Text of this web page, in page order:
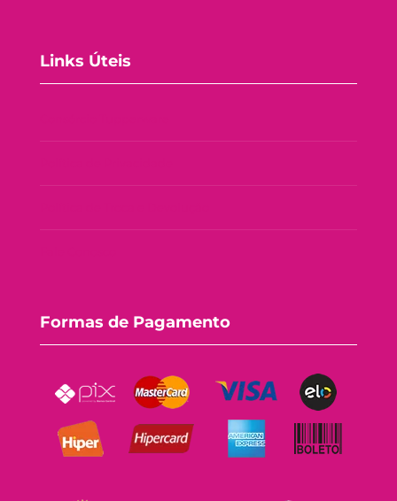
Links Úteis
Formas de Pagamento